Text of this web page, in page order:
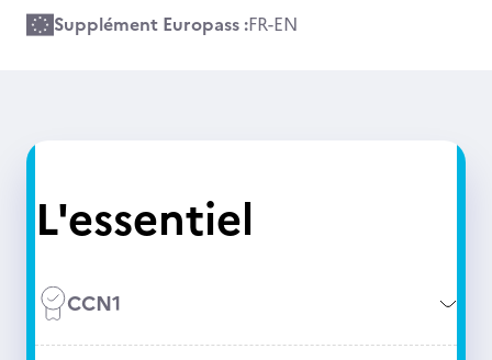
Supplément Europass :FR-EN
L'essentiel
CCN1